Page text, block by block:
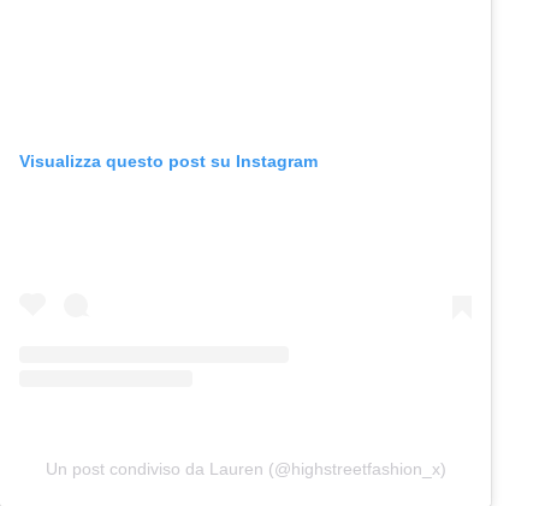
Visualizza questo post su Instagram
Un post condiviso da Lauren (@highstreetfashion_x)